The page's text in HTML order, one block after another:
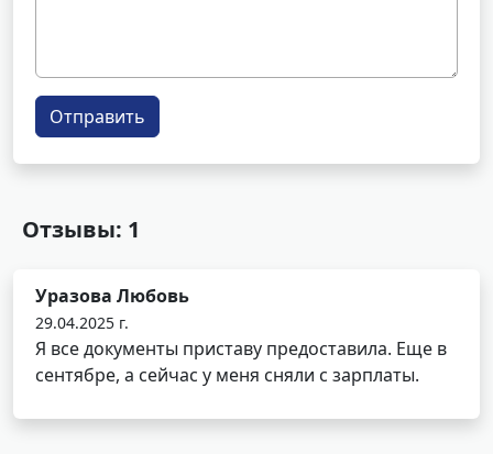
Отправить
Отзывы: 1
Уразова Любовь
29.04.2025 г.
Я все документы приставу предоставила. Еще в
сентябре, а сейчас у меня сняли с зарплаты.